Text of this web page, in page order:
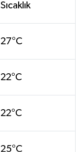
Sıcaklık
27°C
22°C
22°C
25°C